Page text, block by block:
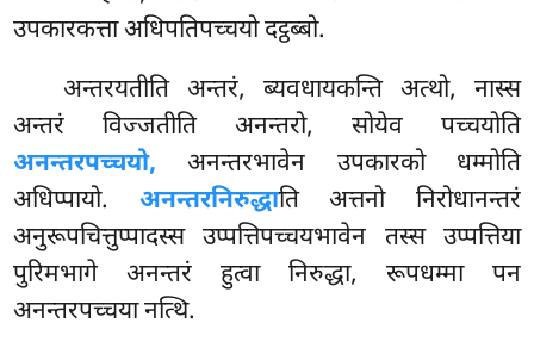
उपकारकत्ता अधिपतिपच्चयो दट्ठब्बो.
अन्तरयतीति अन्तरं, ब्यवधायकन्ति अत्थो, नास्स
अन्तरं विज्जतीति अनन्तरो, सोयेव पच्चयोति
अनन्तरपच्चयो, अनन्तरभावेन उपकारको धम्मोति
अधिप्पायो. अनन्तरनिरुद्धाति अत्तनो निरोधानन्तरं
अनुरूपचित्तुप्पादस्स उप्पत्तिपच्चयभावेन तस्स उप्पत्तिया
पुरिमभागे अनन्तरं हुत्वा निरुद्धा, रूपधम्मा पन
अनन्तरपच्चया नत्थि.